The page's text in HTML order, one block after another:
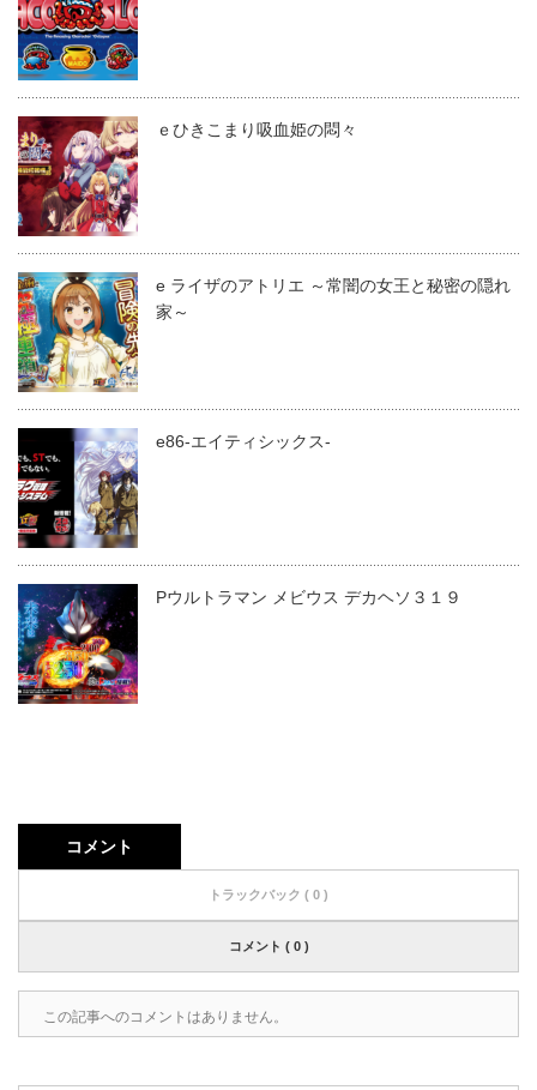
ｅひきこまり吸血姫の悶々
e ライザのアトリエ ～常闇の女王と秘密の隠れ
家～
e86-エイティシックス-
Pウルトラマン メビウス デカヘソ３１９
コメント
トラックバック ( 0 )
コメント ( 0 )
この記事へのコメントはありません。